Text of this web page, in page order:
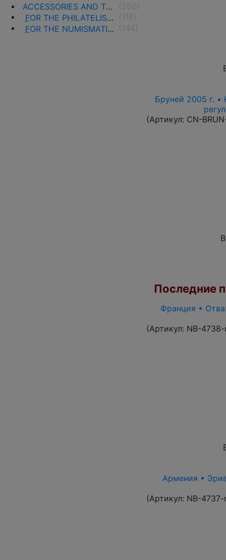
ACCESSORIES AND THE LITERATURE
FOR THE PHILATELISTS
FOR THE NUMISMATISTS
Бруней 2005 г. •
(Артикул: CN-
Последние
Франция •
(Артикул: NB-4738-
Армения •
(Артикул: NB-4737-